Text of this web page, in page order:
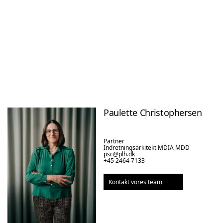
Paulette Christophersen
Partner
Indretningsarkitekt MDIA MDD
psc@plh.dk
+45 2464 7133
Kontakt vores team